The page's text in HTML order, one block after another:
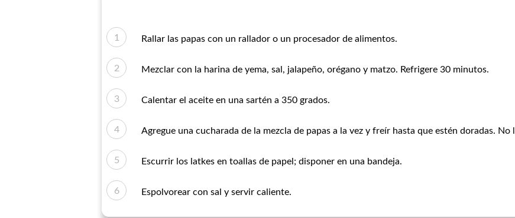
Rallar las papas con un rallador o un procesador de alimentos.
Mezclar con la harina de yema, sal, jalapeño, orégano y matzo. Refrigere 30 minutos.
Calentar el aceite en una sartén a 350 grados.
Agregue una cucharada de la mezcla de papas a la vez y freír hasta que estén doradas. No
Escurrir los latkes en toallas de papel; disponer en una bandeja.
Espolvorear con sal y servir caliente.